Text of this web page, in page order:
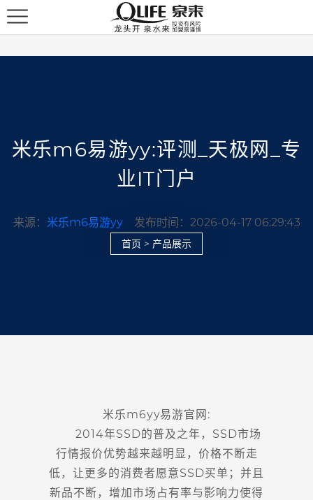
米乐m6易游yy:评测_天极网_专
业IT门户
来源： 米乐m6易游yy发布时间：2026-04-17 06:29:43
首页 > 产品展示
米乐m6yy易游官网:
2014年SSD的普及之年，SSD市场
行情报价优势越来越明显，价格不断走
低，让更多的消费者愿意SSD买单；并且
新品不断，增加市场占有率与影响力使得